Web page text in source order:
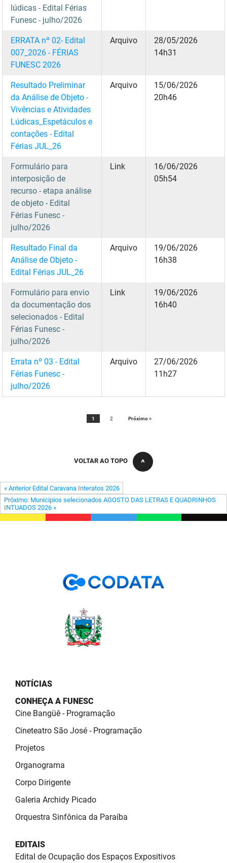
lúdicas - Edital Férias
Funesc - julho/2026
ERRATA nº 02- Edital
007_2026 - FÉRIAS
FUNESC 2026
Arquivo
28/05/2026
14h31
Resultado Preliminar
da Análise de Objeto -
Vivências e Atividades
Lúdicas_Espetáculos e
contações - Edital
Férias JUL_26
Arquivo
15/06/2026
20h46
Formulário para
interposição de
recurso - etapa análise
de objeto - Edital
Férias Funesc -
julho/2026
Link
16/06/2026
05h54
Resultado Final da
Análise de Objeto -
Edital Férias JUL_26
Arquivo
19/06/2026
16h38
Formulário para envio
da documentação dos
selecionados - Edital
Férias Funesc -
julho/2026
Link
19/06/2026
16h40
Errata nº 03 - Edital
Férias Funesc -
julho/2026
Arquivo
27/06/2026
11h27
1 2 Próximo »
VOLTAR AO TOPO
« Anterior Edital Caravana Interatos 2026
Próximo: Municipios selecionados AGOSTO DAS LETRAS E QUADRINHOS
INTUADOS 2026 »
NOTÍCIAS
CONHEÇA A FUNESC
Cine Bangüê - Programação
Cineteatro São José - Programação
Projetos
Organograma
Corpo Dirigente
Galeria Archidy Picado
Orquestra Sinfônica da Paraíba
EDITAIS
Edital de Ocupação dos Espaços Expositivos